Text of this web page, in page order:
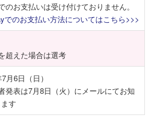
のお支払いは受け付けておりません。
でのお支払い方法についてはこちら>>>
超えた場合は選考
月6日（日）
発表は7月8日（火）にメールにてお知
す